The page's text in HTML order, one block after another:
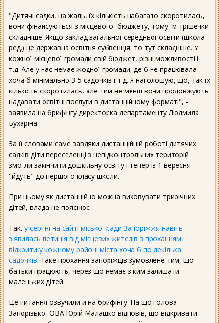
"Дитячі садки, на жаль, їх кількість набагато скоротилась,
вони фінансуються з місцевого бюджету, тому їм трішечки
складніше. Якщо заклад загальної середньої освіти (школа -
ред.) це державна освітня субвенція, то тут складніше. У
кожної місцевої громади свій бюджет, різні можливості і
т.д. Але у нас немає жодної громади, де б не працювала
хоча б мінімально 3-5 садочків і т.д. Я наголошую, що, так їх
кількість скоротилась, але тим не менш вони продовжують
надавати освітні послуги в дистанційному форматі", -
заявила на брифінгу директорка департаменту Людмила
Бухаріна.
За її словами саме завдяки дистанційній роботі дитячих
садків діти переселенці з непідконтрольних територій
змогли закінчити дошкільну освіту і тепер із 1 вересня
"йдуть" до першого класу школи.
При цьому як дистанційно можна виховувати трирічних
дітей, влада не пояснює.
Так, у серпні на сайті міської ради Запоріжжя навіть
з'явилась петиція від місцевих жителів з проханням
відкрити у кожному районі міста хоча б по декілька
садочків. Таке прохання запоріжців зумовлене тим, що
батьки працюють, через що немає з ким залишати
маленьких дітей.
Це питання озвучили й на брифінгу. На що голова
Запорізької ОВА Юрій Малашко відповів, що відкривати